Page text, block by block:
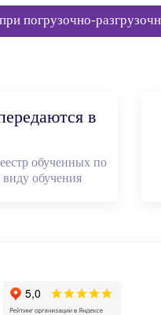
погрузочно-
в
обученных по
обучения